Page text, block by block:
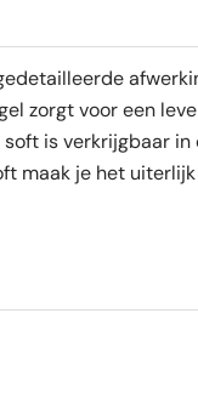
zorgt voor een
is verkrijgbaar in
maak je het